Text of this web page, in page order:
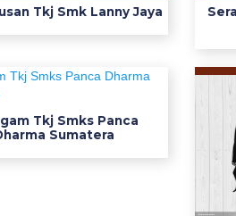
g
w
a
r
p
Tkj Smk Lanny Jaya
Tkj Smks Panca
Sumatera